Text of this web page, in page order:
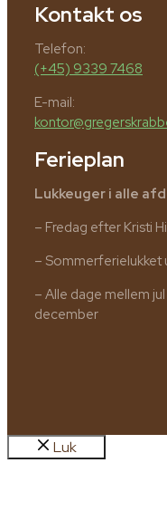
Kontakt os
Telefon:
(+45) 9339 7468
E-mail:
Ferieplan
Lukkeuger i alle
– Fredag efter Kristi
–
– Alle dage mellem
december
Luk